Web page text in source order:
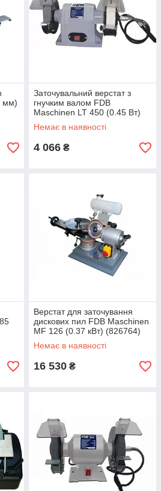
мм)
Заточувальний верстат з
гнучким валом FDB
Maschinen LT 450 (0.45 Вт)
(827297)
Немає в наявності
4 066 ₴
Верстат для заточування
дискових пил FDB Maschinen
MF 126 (0.37 кВт) (826764)
Немає в наявності
16 530 ₴